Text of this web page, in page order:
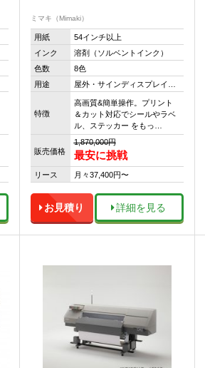
ミマキ（Mimaki）
用紙
54インチ以上
インク
溶剤（ソルベントインク）
色数
8色
用途
屋外・サインディスプレイ…
特徴
高画質&簡単操作。プリント
＆カット対応でシールやラベ
ル、ステッカー をもっ…
販売価格
1,870,000円
最安に挑戦
リース 月々37,400円〜
お見積り 詳細を見る